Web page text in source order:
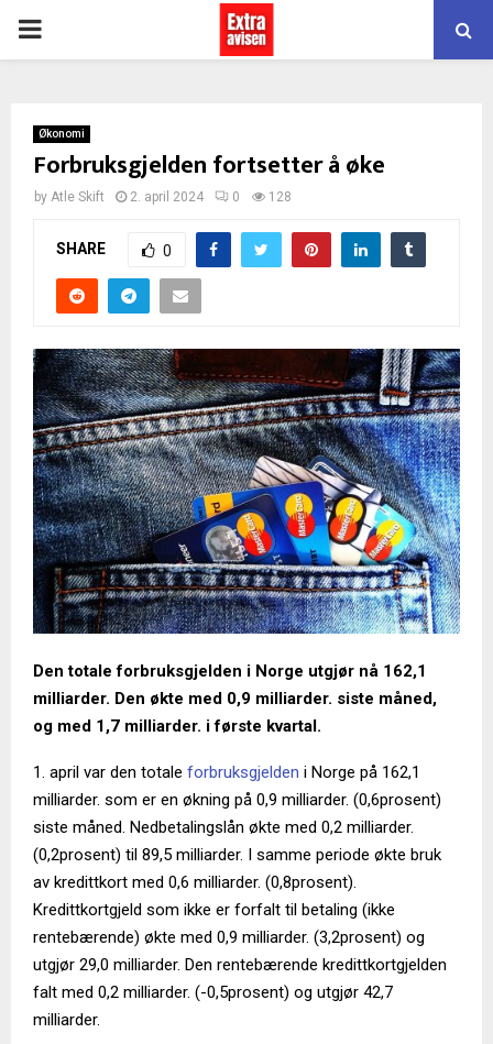
PRIMARY
Økonomi
Forbruksgjelden fortsetter å øke
by Atle Skift 2. april 2024 0 128
SHARE 0
Den totale forbruksgjelden i Norge utgjør nå 162,1
milliarder. Den økte med 0,9 milliarder. siste måned,
og med 1,7 milliarder. i første kvartal.
1. april var den totale forbruksgjelden i Norge på 162,1
milliarder. som er en økning på 0,9 milliarder. (0,6prosent)
siste måned. Nedbetalingslån økte med 0,2 milliarder.
(0,2prosent) til 89,5 milliarder. I samme periode økte bruk
av kredittkort med 0,6 milliarder. (0,8prosent).
Kredittkortgjeld som ikke er forfalt til betaling (ikke
rentebærende) økte med 0,9 milliarder. (3,2prosent) og
utgjør 29,0 milliarder. Den rentebærende kredittkortgjelden
falt med 0,2 milliarder. (-0,5prosent) og utgjør 42,7
milliarder.